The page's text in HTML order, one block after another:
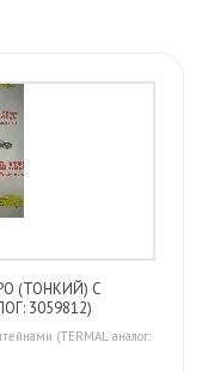
(ТОНКИЙ) С
3059812)
(TERMAL аналог: